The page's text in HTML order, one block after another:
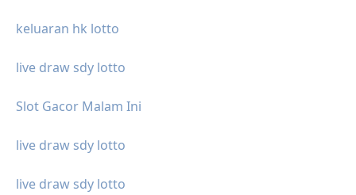
keluaran hk lotto
live draw sdy lotto
Slot Gacor Malam Ini
live draw sdy lotto
live draw sdy lotto